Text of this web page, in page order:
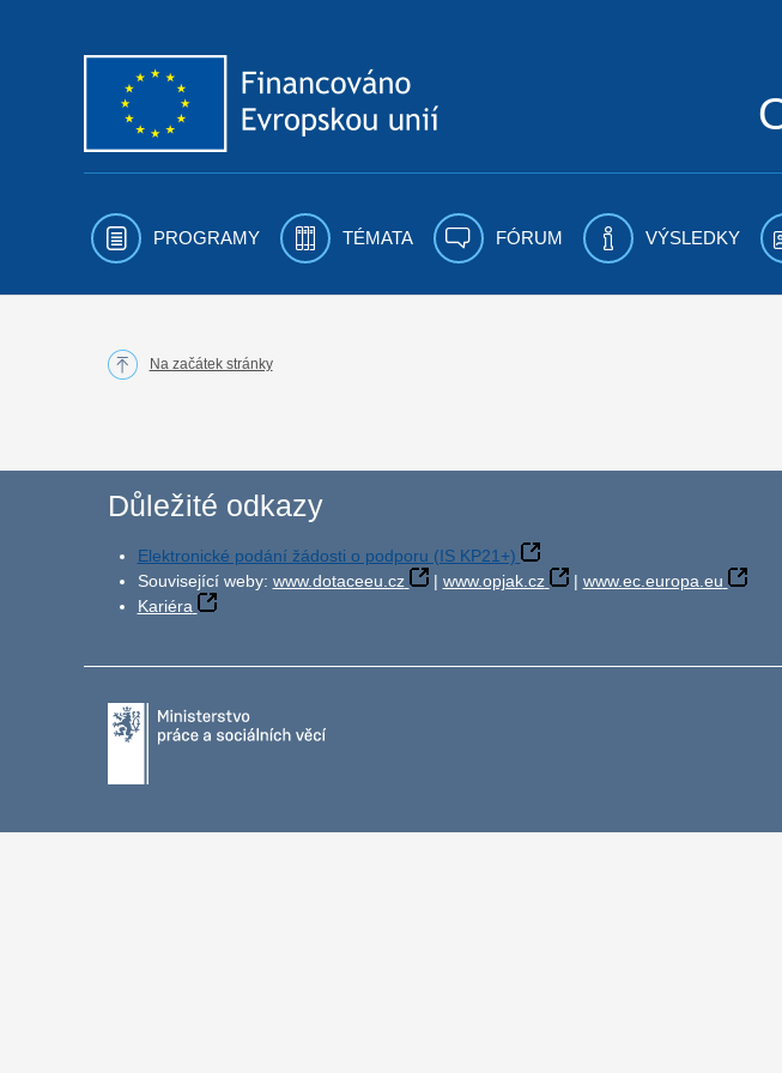
PROGRAMY TÉMATA FÓRUM VÝSLEDKY
Na začátek stránky
Důležité odkazy
Elektronické podání žádosti o podporu (IS KP21+)
Související weby: www.dotaceeu.cz | www.opjak.cz | www.ec.europa.eu
Kariéra